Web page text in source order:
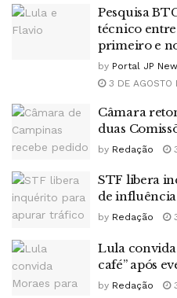
Pesquisa
técnico
primeiro e
by Portal JP
3 DE AGOSTO
Câmara
duas
by Redação
STF libera
de
by Redação
Lula
café” após
by Redação